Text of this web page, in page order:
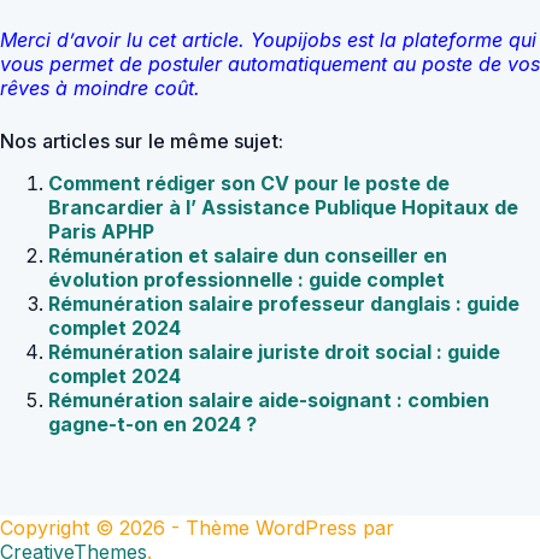
Merci d’avoir lu cet article. Youpijobs est la plateforme qui
vous permet de postuler automatiquement au poste de vos
rêves à moindre coût.
Nos articles sur le même sujet:
Comment rédiger son CV pour le poste de
Brancardier à l’ Assistance Publique Hopitaux de
Paris APHP
Rémunération et salaire dun conseiller en
évolution professionnelle : guide complet
Rémunération salaire professeur danglais : guide
complet 2024
Rémunération salaire juriste droit social : guide
complet 2024
Rémunération salaire aide-soignant : combien
gagne-t-on en 2024 ?
Copyright © 2026 - Thème WordPress par
CreativeThemes.